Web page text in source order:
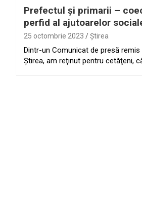
Prefectul şi primarii –
perfid al ajutoarelor
25 octombrie 2023 Ştirea
Dintr-un Comunicat de presă
Ştirea, am reţinut pentru cetăţeni,